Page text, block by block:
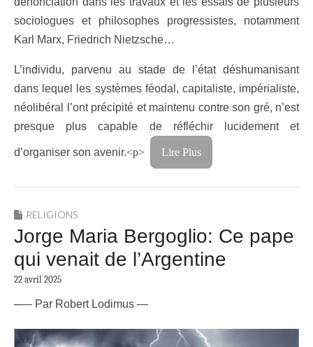
sociologues et philosophes progressistes, notamment
Karl Marx, Friedrich Nietzsche…
L’individu, parvenu au stade de l’état déshumanisant
dans lequel les systèmes féodal, capitaliste, impérialiste,
néolibéral l’ont précipité et maintenu contre son gré, n’est
presque plus capable de réfléchir lucidement et
d’organiser son avenir.<p> Lire Plus
RELIGIONS
Jorge Maria Bergoglio: Ce pape
qui venait de l’Argentine
22 avril 2025
–— Par Robert Lodimus —